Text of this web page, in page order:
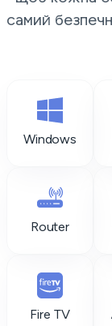
самий
Windows
Router
Fire TV